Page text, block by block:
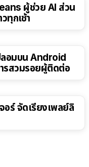
ผู้ช่วย AI ส่วน
ทุกเช้า
ลอมบน Android
รสวมรอยผู้ติดต่อ
ร์ จัดเรียงเพลย์ลิ